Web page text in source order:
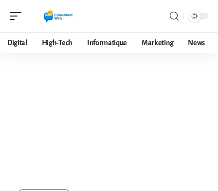
Digital High-Tech Informatique Marketing News